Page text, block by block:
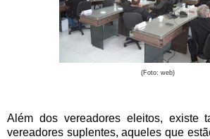
(Foto: web)
Além dos vereadores eleitos, existe
vereadores suplentes, aqueles que